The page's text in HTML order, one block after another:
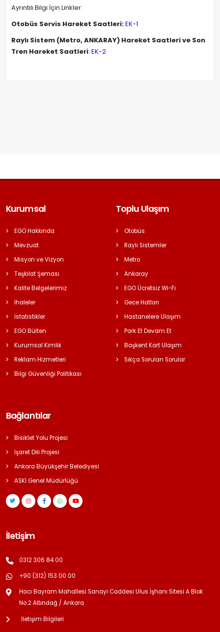
Ayrıntılı Bilgi İçin Linkler:
Otobüs Servis Hareket Saatleri:EK-1
Raylı Sistem (Metro, ANKARAY) Hareket Saatleri ve Son
Tren Hareket Saatleri: EK-2
Kurumsal
EGO Hakkında
Mevzuat
Misyon ve Vizyon
Teşkilat Şeması
Kalite Belgelerimiz
İhaleler
İstatistikler
EGO Bülten
Kurumsal Kimlik
Reklam Hizmetleri
Bilgi Güvenliği Politikası
Toplu Ulaşım
Otobüs
Raylı Sistemler
Metro
Ankaray
EGO Ücretsiz Wi-Fi
Gece Hatları
Hastanelere Ulaşım
Park Et Devam Et
Başkent Kart Ulaşım
Sıkça Sorulan Sorular
Bağlantılar
Bisiklet Yolu Projesi
İşaret Dili Projesi
Ankara Büyükşehir Belediyesi
ASKİ Genel Müdürlüğü
İletişim
0312 306 84 00
+90 (312) 153 00 00
Hacı Bayram Mahallesi Sanayi Caddesi Ulus İşhanı Sitesi A Blok
No:2 Altındağ / Ankara
İletişim Bilgileri